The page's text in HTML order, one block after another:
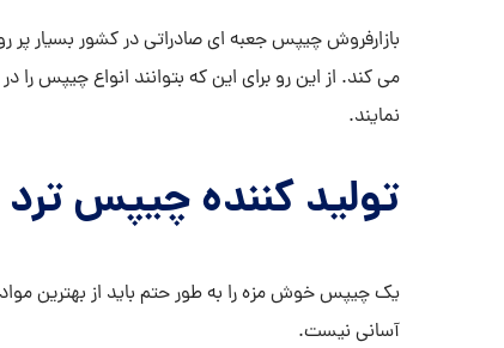
بازارفروش چیپس جعبه ای صادراتی در کشور بسیار
می کند. از این رو برای این که بتوانند انواع چیپس را
نمایند.
تولید کننده چیپس
یک چیپس خوش مزه را به طور حتم باید از بهترین
آسانی نیست.